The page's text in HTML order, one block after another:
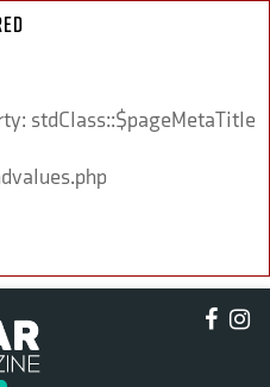
stdClass::$pageMetaTitle